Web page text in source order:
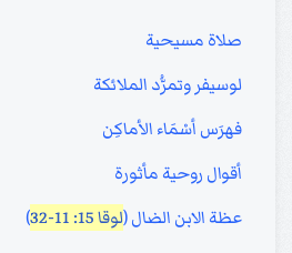
صلاة مسيحية
لوسيفر وتمرُّد الملائكة
فهرَس أسْمَاء الأماكِن
أقوال روحية مأثورة
عظة الابن الضال (لوقا 15: 11-32 )